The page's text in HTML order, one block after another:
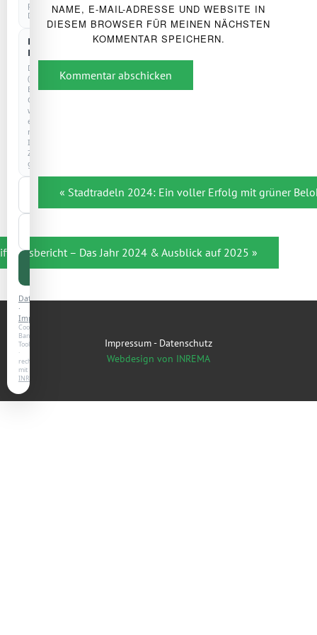
NAME, E-MAIL-ADRESSE UND WEBSITE IN
DIESEM BROWSER FÜR MEINEN NÄCHSTEN
KOMMENTAR SPEICHERN.
Kommentar abschicken
Beitragsnavigation
« Stadtradeln 2024: Ein voller Erfolg mit grüner
– Das Jahr 2024 & Ausblick auf 2025 »
Impressum- Datenschutz
Webdesign von INREMA
personenbezogenen
Daten.
Externe
Dienste
Drittanbieter
(z.
B.
Google)
werden
erst
nach
Ihrer
Zustimmung
geladen.
Nur
notwendige
speichern
Datenschutz
·
Impressum
Cookie-
Banner-
Tool
·
rechtssicher
mit
INREMA